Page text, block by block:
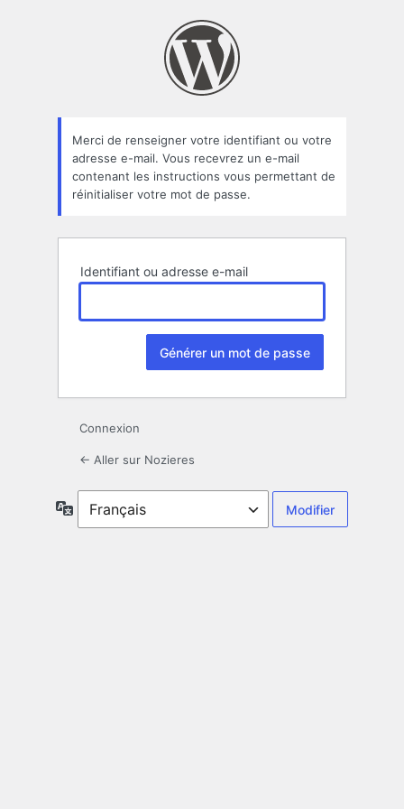
oublié
Merci de renseigner votre identifiant ou votre
adresse e-mail. Vous recevrez un e-mail
contenant les instructions vous permettant de
réinitialiser votre mot de passe.
Identifiant ou adresse e-mail
Connexion
← Aller sur Nozieres
Langue